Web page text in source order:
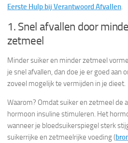
Eerste Hulp bij Verantwoord Afvallen.
1. Snel afvallen door
zetmeel
Minder suiker en minder zetmeel
je snel afvallen, dan doe je er goed aan
zoveel mogelijk te vermijden in je dieet.
Waarom? Omdat suiker en zetmeel de
hormoon insuline stimuleren. Het
wanneer je bloedsuikerspiegel sterk
suikerrijke en zetmeelrijke voeding (